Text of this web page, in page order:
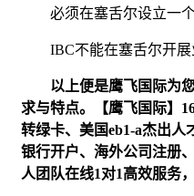
必须在塞舌尔设立一个
IBC不能在塞舌尔开展
以上便是鹰飞国际为
求与特点。【鹰飞国际】
转绿卡、美国eb1-a杰出人
银行开户、海外公司注册
人团队在线1对1高效服务